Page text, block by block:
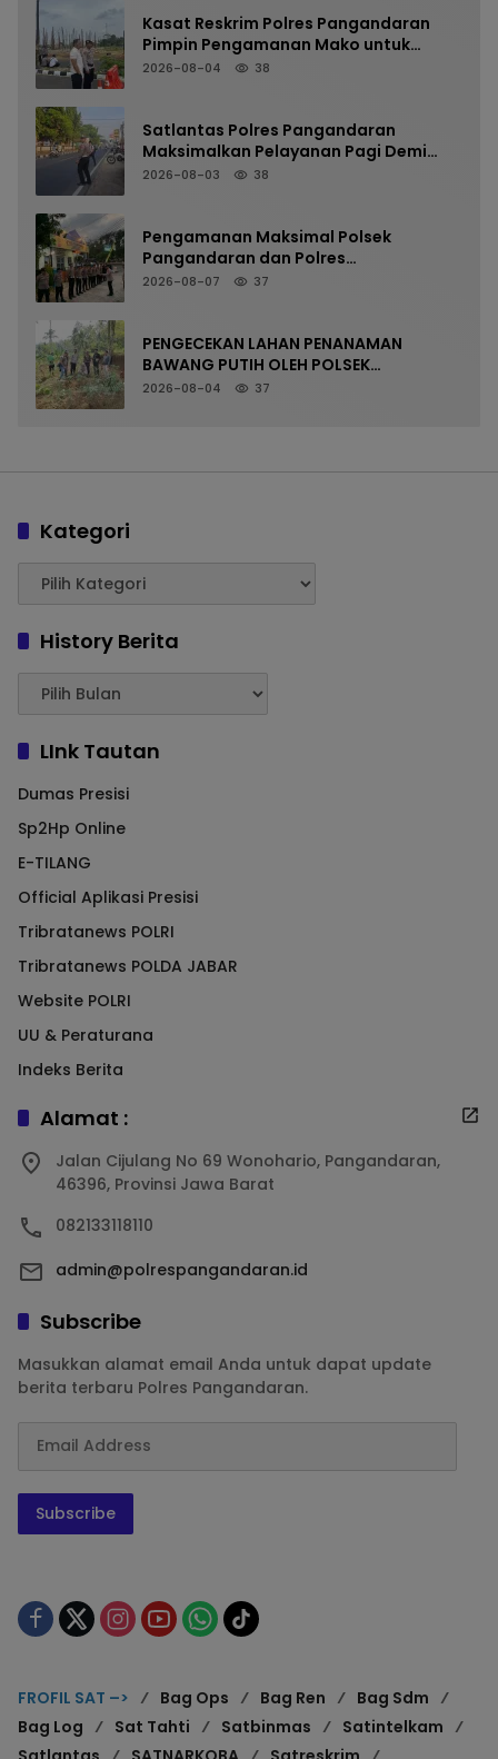
Kasat Reskrim Polres Pangandaran
Pimpin Pengamanan Mako untuk
Perkuat Kesiapsiagaan Personel
2026-08-04 38
Satlantas Polres Pangandaran
Maksimalkan Pelayanan Pagi Demi
Kelancaran Arus Kendaraan
2026-08-03 38
Pengamanan Maksimal Polsek
Pangandaran dan Polres
Pangandaran, Nobar Final Piala
2026-08-07 37
PENGECEKAN LAHAN PENANAMAN
BAWANG PUTIH OLEH POLSEK
LANGKAPLANCAR DUKUNG PROGRAM
2026-08-04 37
Kategori
History Berita
LInk Tautan
Dumas Presisi
Sp2Hp Online
E-TILANG
Official Aplikasi Presisi
Tribratanews POLRI
Tribratanews POLDA JABAR
Website POLRI
UU & Peraturana
Indeks Berita
Alamat :
Jalan Cijulang No 69 Wonohario, Pangandaran,
46396, Provinsi Jawa Barat
082133118110
admin@polrespangandaran.id
Subscribe
Masukkan alamat email Anda untuk dapat update
berita terbaru Polres Pangandaran.
Subscribe
FROFIL SAT –> Bag Ops Bag Ren
Bag Sdm
Bag Log
Sat Tahti Satbinmas
Satintelkam